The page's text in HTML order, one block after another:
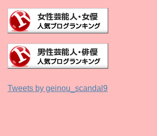
Tweets by geinou_scandal9